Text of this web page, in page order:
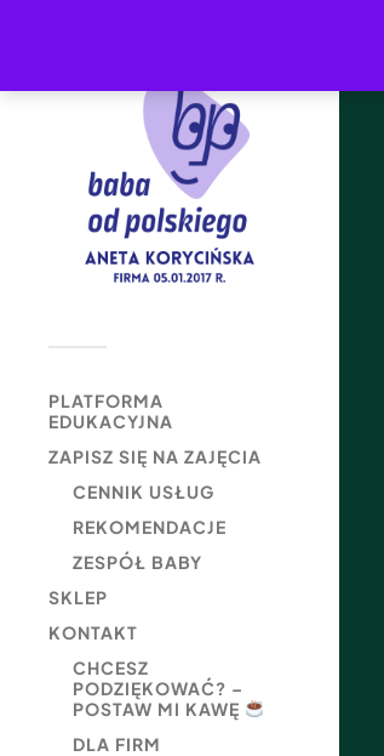
PLATFORMA
EDUKACYJNA
ZAPISZ SIĘ NA ZAJĘCIA
CENNIK USŁUG
REKOMENDACJE
ZESPÓŁ BABY
SKLEP
KONTAKT
CHCESZ
PODZIĘKOWAĆ? –
POSTAW MI KAWĘ
DLA FIRM